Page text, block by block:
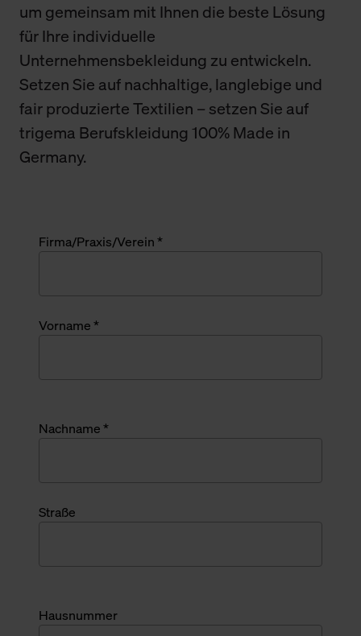
um gemeinsam mit Ihnen die beste Lösung
für Ihre individuelle
Unternehmensbekleidung zu entwickeln.
Setzen Sie auf nachhaltige, langlebige und
fair produzierte Textilien – setzen Sie auf
trigema Berufskleidung 100% Made in
Germany.
Firma/Praxis/Verein *
Vorname *
Nachname *
Straße
Hausnummer